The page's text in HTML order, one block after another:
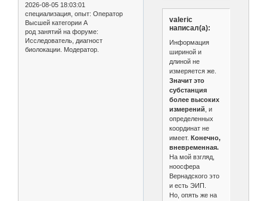
2026-08-05 18:03:01
специализация, опыт: Оператор
Высшей категории А
род занятий на форуме:
Исследователь, диагност
биолокации. Модератор.
valeric
написал(а):
Информация
шириной и
длиной не
измеряется же.
Значит это
субстанция
более высоких
измерений , и
определенных
координат не
имеет. Конечно,
вневременная.
На мой взгляд,
ноосфера
Вернадского это
и есть ЭИП.
Но, опять же на